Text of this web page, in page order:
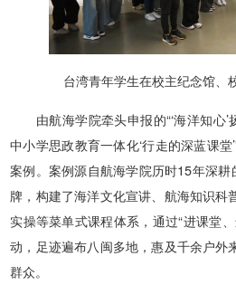
台湾青年学生在校主纪念馆、
由航海学院牵头申报的“‘海洋知心
中小学思政教育一体化‘行走的深蓝课
案例。案例源自航海学院历时15年深耕
牌，构建了海洋文化宣讲、航海知识科
实操等菜单式课程体系，通过“进课堂
动，足迹遍布八闽多地，惠及千余户外
群众。